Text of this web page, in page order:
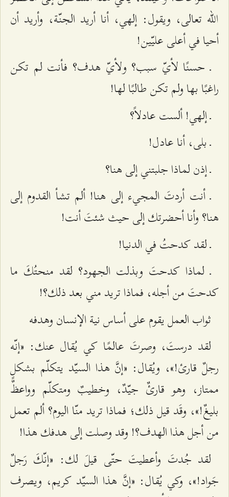
الله تعالى، ويقول: إلهي، أنا أريد الجنّة، وأريد أن
أحيا في أعلى عليّين!
ـ حسنًا لأيّ سبب؟ ولأيّ هدف؟ فأنت لم تكن
راغبًا بها ولم تكن طالبًا لها!
ـ إلهي! ألست عادلاً؟
ـ بلى، أنا عادل!
ـ إذن لماذا جلبتني إلى هنا؟
ـ أنت أردتَ المجيء إلى هنا! ألم تشأ القدوم إلى
هنا؟ وأنا أحضرتك إلى حيث شئتَ أنت!
ـ لقد كدحتُ في الدنيا!
ـ لماذا كدحتَ وبذلت الجهود؟ لقد منحتُكَ ما
كدحتَ من أجله، فماذا تريد مني بعد ذلك؟!
ثواب العمل يقوم على أساس نية الإنسان وهدفه
لقد درستَ، وصرتَ عالمًا كي يُقال عنك: «إنّه
رجلٌ قارئ!»، ويُقال: «إنَّ هذا السيّد يتكلّم بشكلٍ
ممتاز، وهو قارئٌ جيّدٌ، وخطيبٌ ومتكلّم وواعظٌ
بليغٌ!»، وقَد قيل ذلك؛ فماذا تريد منّا اليوم؟ ألم تعمل
من أجل هذا الهدف؟! وقد وصلت إلى هدفك هذا!
لقد جُدتَ وأعطيتَ حتّى قيلَ لك: «إنّكَ رَجلٌ
جَواد!»، وكي يُقال: «إنَّ هذا السيّد كريم، ويصرف